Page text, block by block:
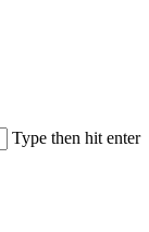
Type then hit enter